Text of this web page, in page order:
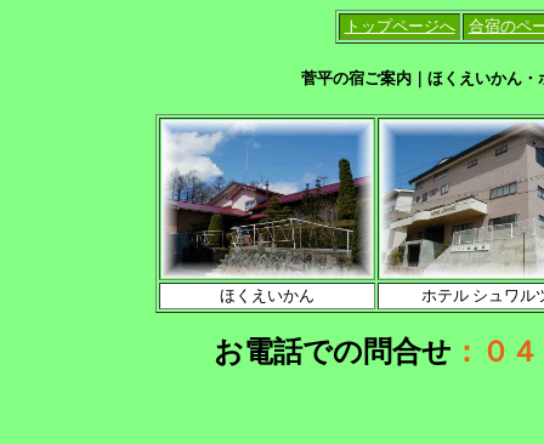
トップページへ 合宿のペ
菅平の宿ご案内｜ほくえいかん
ほくえいかん ホテル シュワル
お電話での問合せ ：０